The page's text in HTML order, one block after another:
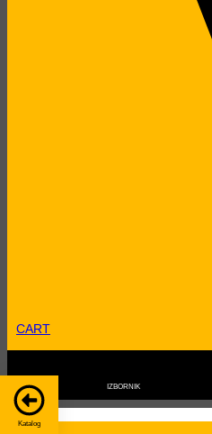
CART
Zainteresirani ste za